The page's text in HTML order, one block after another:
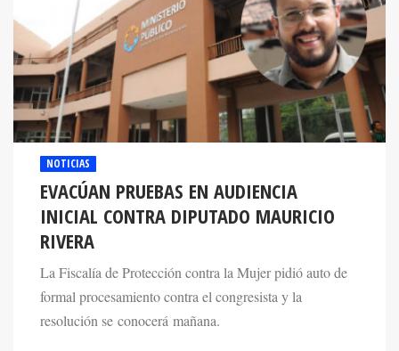
NOTICIAS
EVACÚAN PRUEBAS EN AUDIENCIA
INICIAL CONTRA DIPUTADO MAURICIO
RIVERA
La Fiscalía de Protección contra la Mujer pidió auto de
formal procesamiento contra el congresista y la
resolución se conocerá mañana.